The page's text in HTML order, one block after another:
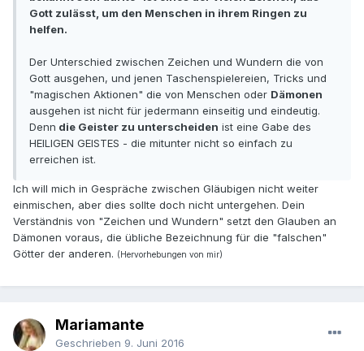
Gott zulässt, um den Menschen in ihrem Ringen zu
helfen.
Der Unterschied zwischen Zeichen und Wundern die von
Gott ausgehen, und jenen Taschenspielereien, Tricks und
"magischen Aktionen" die von Menschen oder Dämonen
ausgehen ist nicht für jedermann einseitig und eindeutig.
Denn die Geister zu unterscheiden ist eine Gabe des
HEILIGEN GEISTES - die mitunter nicht so einfach zu
erreichen ist.
Ich will mich in Gespräche zwischen Gläubigen nicht weiter
einmischen, aber dies sollte doch nicht untergehen. Dein
Verständnis von "Zeichen und Wundern" setzt den Glauben an
Dämonen voraus, die übliche Bezeichnung für die "falschen"
Götter der anderen. (Hervorhebungen von mir)
Mariamante
Geschrieben 9. Juni 2016